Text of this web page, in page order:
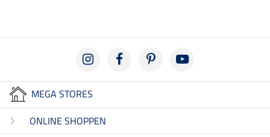
MEGA STORES
ONLINE SHOPPEN